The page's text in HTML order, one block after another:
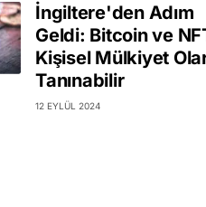
İngiltere'den Adım
Geldi: Bitcoin ve
Kişisel Mülkiyet
Tanınabilir
12 EYLÜL 2024